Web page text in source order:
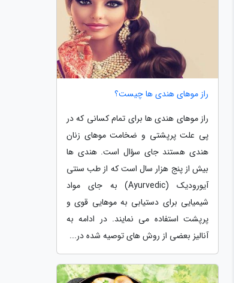
راز موهای هندی ها چیست؟
راز موهای هندی ها برای تمام کسانی که در
پی علت پرپشتی و ضخامت موهای زنان
هندی هستند جای سؤال است. هندی ها
بیش از پنج هزار سال است که از طب سنتی
آیورودیک (Ayurvedic) به جای مواد
شیمیایی برای دستیابی به موهایی قوی و
پرپشت استفاده می نمایند. در ادامه به
آنالیز بعضی از روش های توصیه شده در...